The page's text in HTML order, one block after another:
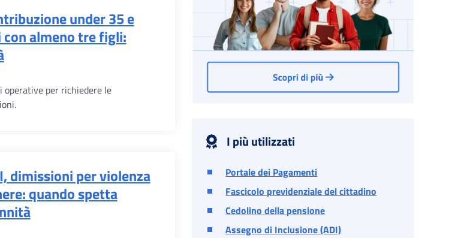
under 35 e
almeno tre figli:
operative per richiedere le
dimissioni per violenza
quando spetta
I più utilizzati
Portale dei Pagamenti
Fascicolo previdenziale del cittadino
Cedolino della pensione
Assegno di Inclusione (ADI)